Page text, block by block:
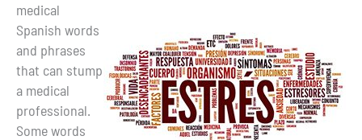
medical
Spanish words
and phrases
that can stump
a medical
professional.
Some words